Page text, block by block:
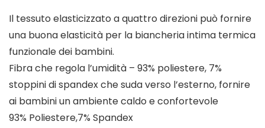
Il tessuto elasticizzato a quattro direzioni può fornire
una buona elasticità per la biancheria intima termica
funzionale dei bambini.
Fibra che regola l’umidità – 93% poliestere, 7%
stoppini di spandex che suda verso l’esterno, fornire
ai bambini un ambiente caldo e confortevole
93% Poliestere,7% Spandex